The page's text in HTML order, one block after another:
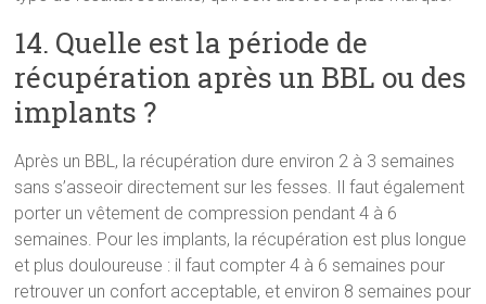
14. Quelle est la période de
récupération après un BBL ou des
implants ?
Après un BBL, la récupération dure environ 2 à 3 semaines
sans s’asseoir directement sur les fesses. Il faut également
porter un vêtement de compression pendant 4 à 6
semaines. Pour les implants, la récupération est plus longue
et plus douloureuse : il faut compter 4 à 6 semaines pour
retrouver un confort acceptable, et environ 8 semaines pour